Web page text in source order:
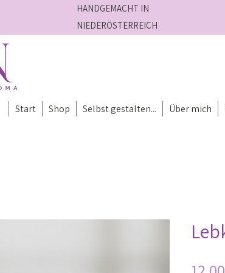
HANDGEMACHT IN
NIEDERÖSTERREICH
Start Shop Selbst gestalten... Über mich